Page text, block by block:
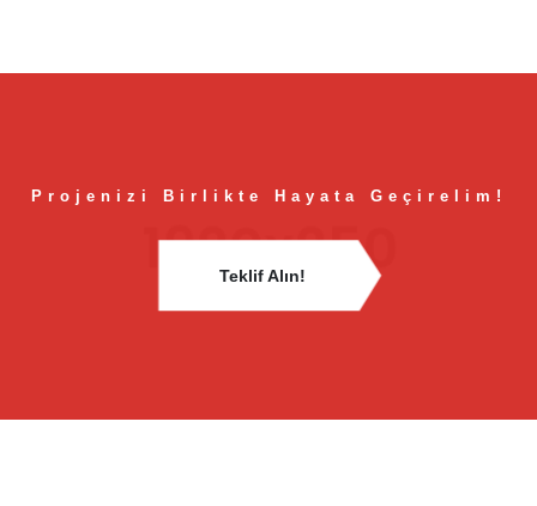
Projenizi Birlikte Hayata Geçirelim!
Teklif Alın!